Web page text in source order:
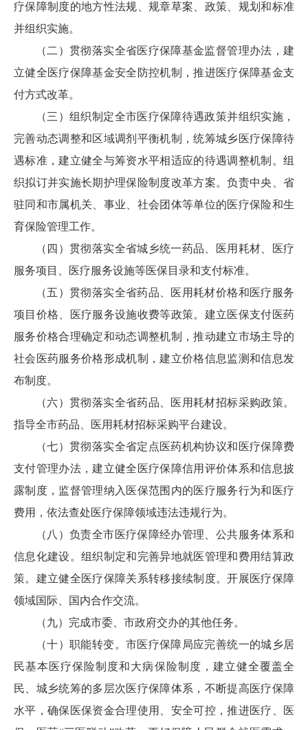
疗保障制度的地方性法规、规章草案、政策、规划和标准
并组织实施。
（二）贯彻落实全省医疗保障基金监督管理办法，建
立健全医疗保障基金安全防控机制，推进医疗保障基金支
付方式改革。
（三）组织制定全市医疗保障待遇政策并组织实施，
完善动态调整和区域调剂平衡机制，统筹城乡医疗保障待
遇标准，建立健全与筹资水平相适应的待遇调整机制。组
织拟订并实施长期护理保险制度改革方案。负责中央、省
驻同和市属机关、事业、社会团体等单位的医疗保险和生
育保险管理工作。
（四）贯彻落实全省城乡统一药品、医用耗材、医疗
服务项目、医疗服务设施等医保目录和支付标准。
（五）贯彻落实全省药品、医用耗材价格和医疗服务
项目价格、医疗服务设施收费等政策。建立医保支付医药
服务价格合理确定和动态调整机制，推动建立市场主导的
社会医药服务价格形成机制，建立价格信息监测和信息发
布制度。
（六）贯彻落实全省药品、医用耗材招标采购政策。
指导全市药品、医用耗材招标采购平台建设。
（七）贯彻落实全省定点医药机构协议和医疗保障费
支付管理办法，建立健全医疗保障信用评价体系和信息披
露制度，监督管理纳入医保范围内的医疗服务行为和医疗
费用，依法查处医疗保障领域违法违规行为。
（八）负责全市医疗保障经办管理、公共服务体系和
信息化建设。组织制定和完善异地就医管理和费用结算政
策。建立健全医疗保障关系转移接续制度。开展医疗保障
领域国际、国内合作交流。
（九）完成市委、市政府交办的其他任务。
（十）职能转变。市医疗保障局应完善统一的城乡居
民基本医疗保险制度和大病保险制度，建立健全覆盖全
民、城乡统筹的多层次医疗保障体系，不断提高医疗保障
水平，确保医保资金合理使用、安全可控，推进医疗、医